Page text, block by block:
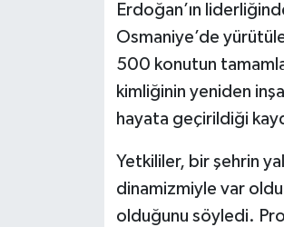
Erdoğan’ın
Osmaniye’de
500 konutun
kimliğinin yeniden
hayata geçirildiği
Yetkililer, bir şehrin
dinamizmiyle var
olduğunu söyledi.